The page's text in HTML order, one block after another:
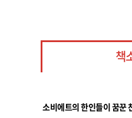
책
소비에트의 한인들이 꿈꾼